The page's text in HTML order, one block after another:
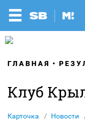
ГЛАВНАЯ
Клуб
Карточка Новости